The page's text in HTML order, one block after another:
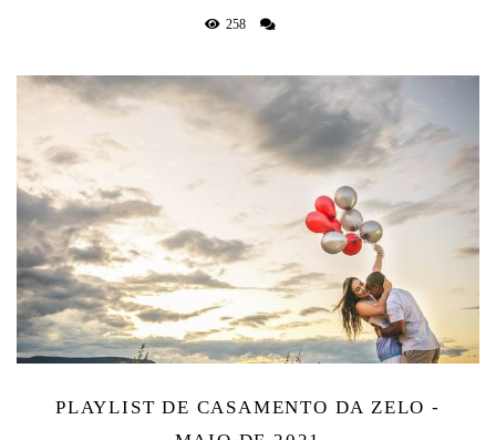
258
PLAYLIST DE CASAMENTO DA ZELO -